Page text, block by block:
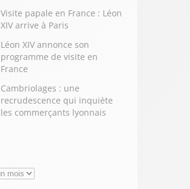
Visite papale en France : Léon
XIV arrive à Paris
Léon XIV annonce son
programme de visite en
France
Cambriolages : une
recrudescence qui inquiète
les commerçants lyonnais